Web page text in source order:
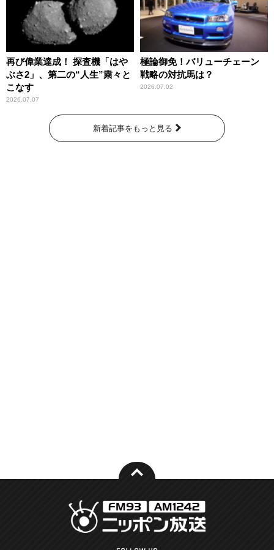
再び偉業達成！ 探査機「はや
ぶさ2」、第二の“人生”粛々と
こなす
2026.07.07
極論御免！バリューチェーン
戦略の対抗馬は？
2026.07.02
新着記事をもっと見る